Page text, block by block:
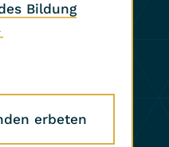
Bildung
erbeten